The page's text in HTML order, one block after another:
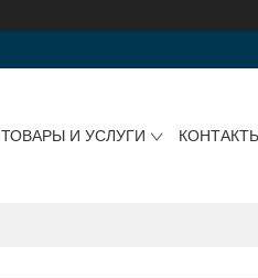
ТОВАРЫ И УСЛУГИ